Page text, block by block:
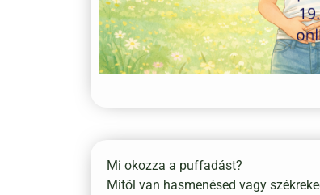
Mi okozza a puffadást?
Mitől van hasmenésed vagy